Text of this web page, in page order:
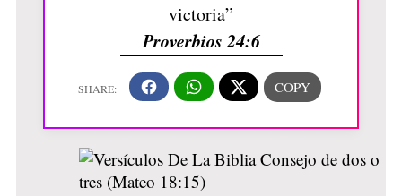
victoria”
Proverbios 24:6